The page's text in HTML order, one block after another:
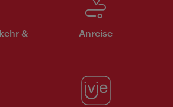
&
Anreise